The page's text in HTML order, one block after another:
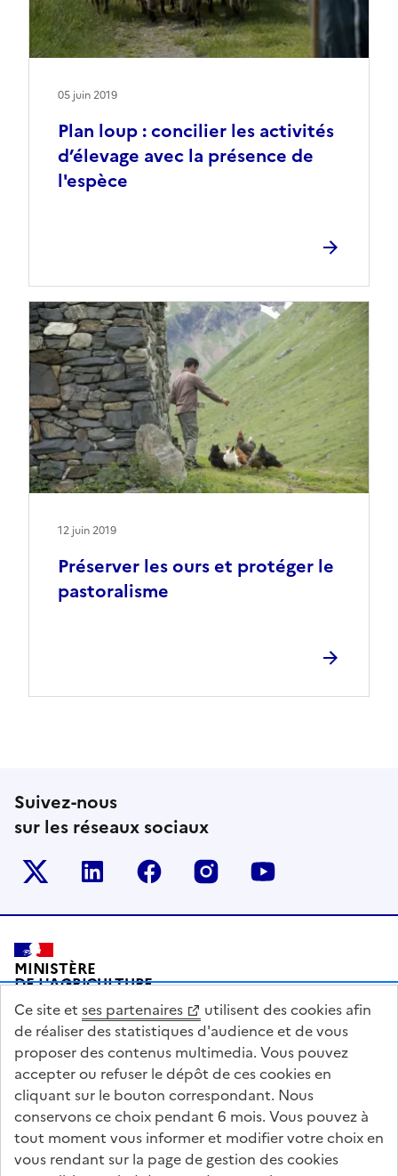
Plan loup : concilier les activités
d’élevage avec la présence de
l'espèce
05 juin 2019
Préserver les ours et protéger le
pastoralisme
12 juin 2019
Suivez-nous
sur les réseaux sociaux
Le ministère sur Twitter
Le ministère sur LinkedIn
Le ministère sur Facebook
Le ministère sur
Pied de page
MINISTÈRE
DE L'AGRICULTURE
DE L'AGRO-ALIMENTAIRE
ET DE LA SOUVERAINETÉ
ALIMENTAIRE
legifrance.gouv.fr
info.gouv.fr
service-public.gouv.fr
data.gouv.fr
Ce site et ses partenaires
utilisent des cookies afin
de réaliser des statistiques d'audience et de vous
proposer des contenus multimedia. Vous pouvez
accepter ou refuser le dépôt de ces cookies en
cliquant sur le bouton correspondant. Nous
conservons ce choix pendant 6 mois. Vous pouvez à
tout moment vous informer et modifier votre choix en
vous rendant sur la page de gestion des cookies